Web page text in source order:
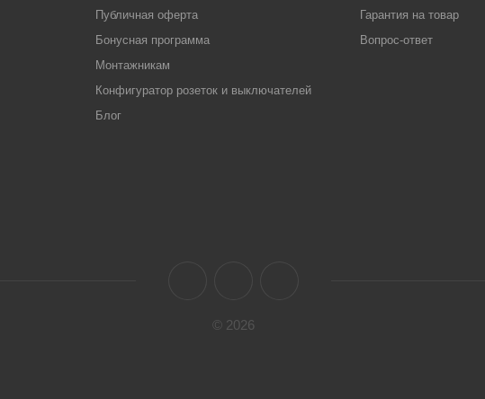
Публичная оферта
Бонусная программа
Монтажникам
Конфигуратор розеток и выключателей
Блог
Гарантия на товар
Вопрос-ответ
© 2026